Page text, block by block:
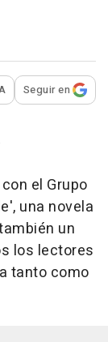
para
Seguir en
el Grupo
una novela
un
los lectores
tanto como